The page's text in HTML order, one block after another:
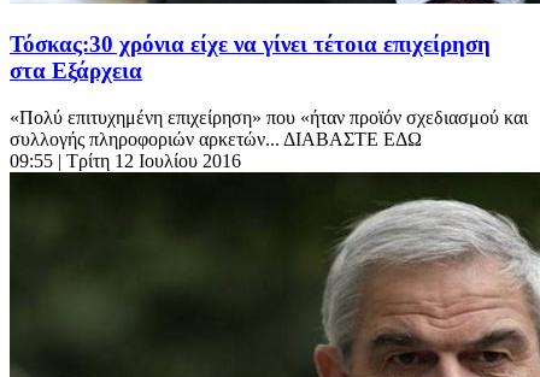
Τόσκας:30 χρόνια είχε να γίνει τέτοια επιχείρηση
στα Εξάρχεια
«Πολύ επιτυχημένη επιχείρηση» που «ήταν προϊόν σχεδιασμού και
συλλογής πληροφοριών αρκετών... ΔΙΑΒΑΣΤΕ ΕΔΩ
09:55 | Τρίτη 12 Ιουλίου 2016